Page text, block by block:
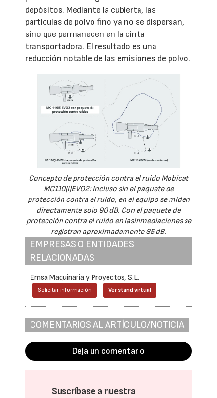
depósitos. Mediante la cubierta, las
partículas de polvo fino ya no se dispersan,
sino que permanecen en la cinta
transportadora. El resultado es una
reducción notable de las emisiones de polvo.
Concepto de protección contra el ruido Mobicat
MC110(i)EVO2: Incluso sin el paquete de
protección contra el ruido, en el equipo se miden
directamente solo 90 dB. Con el paquete de
protección contra el ruido en lasinmediaciones se
registran aproximadamente 85 dB.
EMPRESAS O ENTIDADES
RELACIONADAS
Emsa Maquinaria y Proyectos, S.L.
Solicitar información Ver stand virtual
COMENTARIOS AL ARTÍCULO/NOTICIA
Deja un comentario
Suscríbase a nuestra